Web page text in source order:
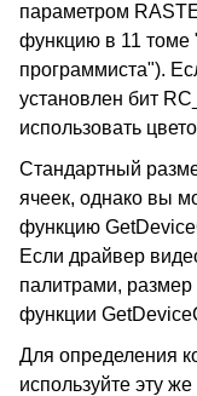
параметром
функцию в 11 томе
программиста").
установлен бит
использовать
Стандартный
ячеек, однако вы
функцию
Если драйвер
палитрами,
функции
Для определения
используйте эту